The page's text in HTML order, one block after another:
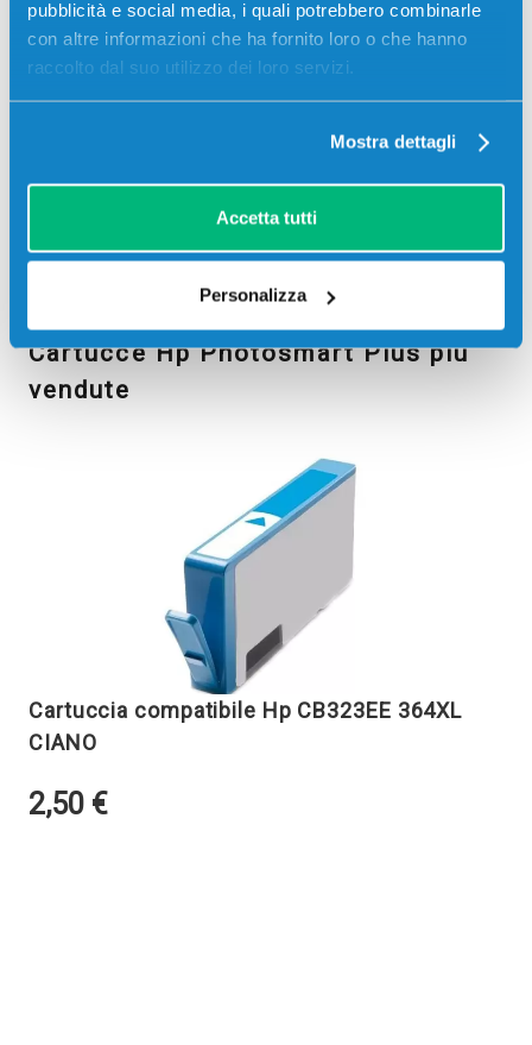
pubblicità e social media, i quali potrebbero combinarle
con altre informazioni che ha fornito loro o che hanno
raccolto dal suo utilizzo dei loro servizi.
Mostra dettagli
Accetta tutti
Personalizza
PHOTOSMART PLUS
B209B
PHOTOSMART PLUS
CD035B
Cartucce Hp Photosmart Plus più
vendute
Cartuccia compatibile Hp CB323EE 364XL
CIANO
2,50 €